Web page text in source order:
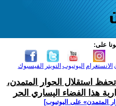
على:
الفيسبوك التويتر اليوتيوب الانستغرام
تحفظ استقلال الحوار المتمدن،
هذا الفضاء اليساري الحر
المتمدن» على اليوتيوب]